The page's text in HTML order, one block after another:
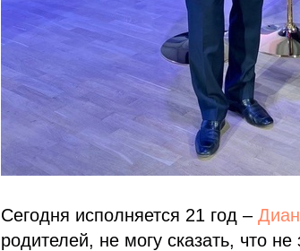
Сегодня исполняется 21 год –
родителей, не могу сказать, что